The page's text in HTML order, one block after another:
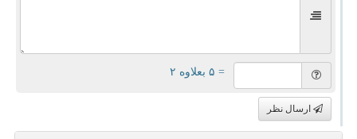
= ۵ بعلاوه ۲
ارسال نظر